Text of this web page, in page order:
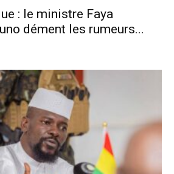
: le ministre Faya
dément les rumeurs...